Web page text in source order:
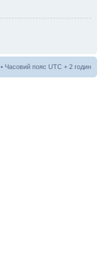
• Часовий пояс UTC + 2 годин